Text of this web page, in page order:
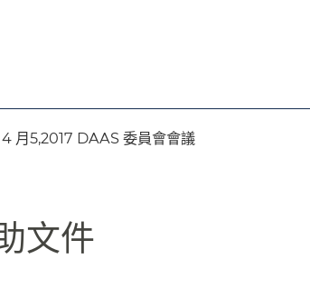
容​​
4 月5,2017 DAAS 委員會會議​​
文件​​